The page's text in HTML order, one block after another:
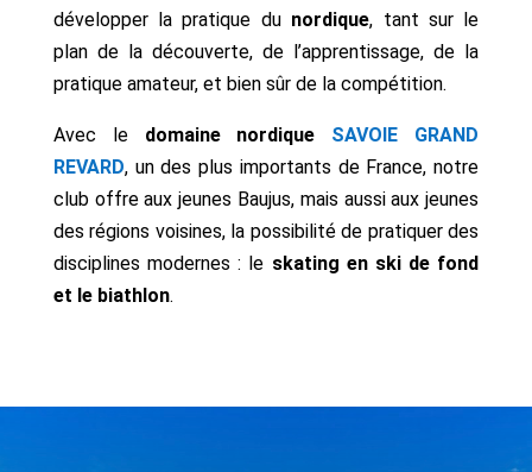
développer la pratique du nordique, tant sur le
plan de la découverte, de l’apprentissage, de la
pratique amateur, et bien sûr de la compétition.
Avec le domaine nordique SAVOIE GRAND
REVARD, un des plus importants de France, notre
club offre aux jeunes Baujus, mais aussi aux jeunes
des régions voisines, la possibilité de pratiquer des
disciplines modernes : le skating en ski de fond
et le biathlon.